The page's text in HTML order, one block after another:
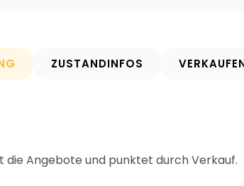
ZUSTANDINFOS
Angebote und punktet durch Verkauf.